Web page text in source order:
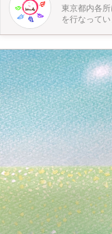
東京都内各
を行なってい